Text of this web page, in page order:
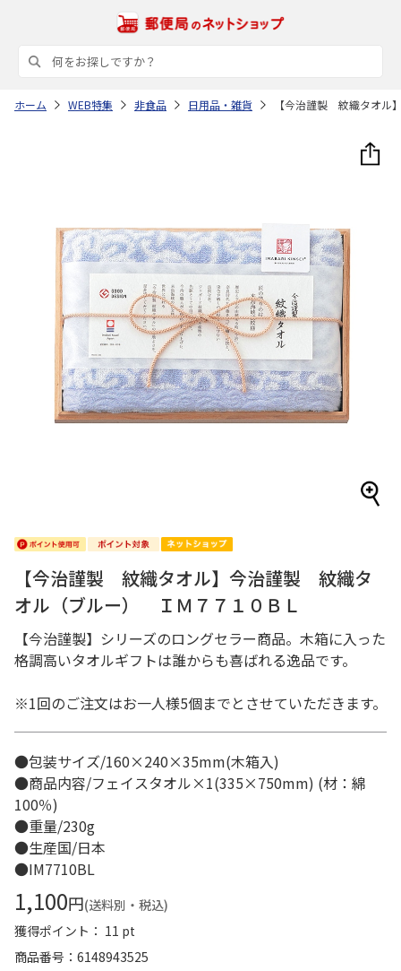
ホーム WEB特集 非食品 日用品・雑貨 【今治謹製 紋織タオ
【今治謹製 紋織タオル】今治謹製 紋織タ
オル（ブルー） ＩＭ７７１０ＢＬ
【今治謹製】シリーズのロングセラー商品。木箱に入った
格調高いタオルギフトは誰からも喜ばれる逸品です。
※1回のご注文はお一人様5個までとさせていただきます。
●包装サイズ/160×240×35mm(木箱入)
●商品内容/フェイスタオル×1(335×750mm) (材：綿
100％)
●重量/230g
●生産国/日本
●IM7710BL
1,100円(送料別・税込)
獲得ポイント： 11 pt
商品番号
6148943525